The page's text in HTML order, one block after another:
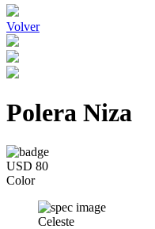
Volver
Polera Niza
USD 80
Color
Celeste